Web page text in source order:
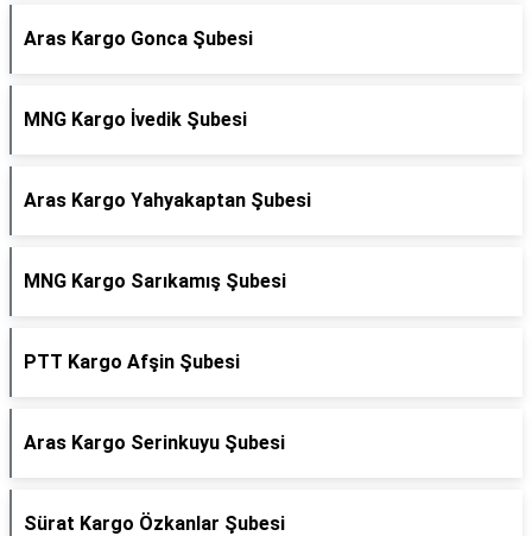
Aras Kargo Gonca Şubesi
MNG Kargo İvedik Şubesi
Aras Kargo Yahyakaptan Şubesi
MNG Kargo Sarıkamış Şubesi
PTT Kargo Afşin Şubesi
Aras Kargo Serinkuyu Şubesi
Sürat Kargo Özkanlar Şubesi